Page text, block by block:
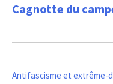
Cagnotte du
Antifascisme et extrême-